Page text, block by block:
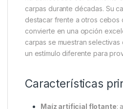
combinaciones críticas o
equilibradas,
largas horas en el agua sin
aroma.
sabor y aroma Esterberry,
Richworth. Esta esencia
afrutado con un toque